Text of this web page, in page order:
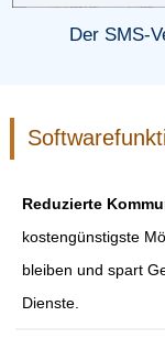
Der SMS-
Reduzierte
kostengünstigste
bleiben und spart
Dienste.